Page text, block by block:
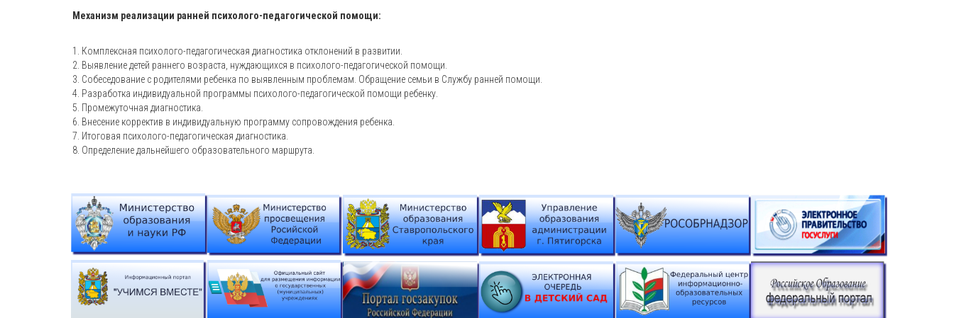
Механизм реализации ранней психолого-педагогической помощи:
1. Комплексная психолого-педагогическая диагностика отклонений в развитии.
2. Выявление детей раннего возраста, нуждающихся в психолого-педагогической помощи.
3. Собеседование с родителями ребенка по выявленным проблемам. Обращение семьи в Службу ранней помощи.
4. Разработка индивидуальной программы психолого-педагогической помощи ребенку.
5. Промежуточная диагностика.
6. Внесение корректив в индивидуальную программу сопровождения ребенка.
7. Итоговая психолого-педагогическая диагностика.
8. Определение дальнейшего образовательного маршрута.